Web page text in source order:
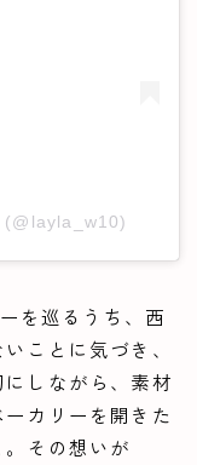
を巡るうち、西
ことに気づき、
にしながら、素材
カリーを開きた
その想いが